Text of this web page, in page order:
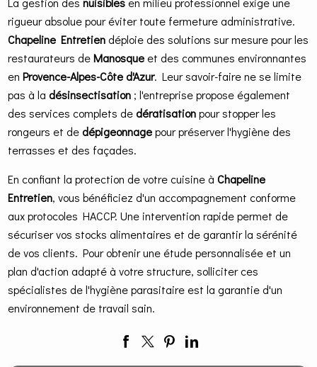
rigueur absolue pour éviter toute fermeture administrative.
Chapeline Entretien déploie des solutions sur mesure pour les
restaurateurs deManosque et des communes environnantes
enProvence-Alpes-Côte d'Azur. Leur savoir-faire ne se limite
pas à ladésinsectisation ; l'entreprise propose également
des services complets dedératisationpour stopper les
rongeurs et dedépigeonnagepour préserver l'hygiène des
terrasses et des façades.
En confiant la protection de votre cuisine àChapeline
Entretien, vous bénéficiez d'un accompagnement conforme
aux protocoles HACCP. Une intervention rapide permet de
sécuriser vos stocks alimentaires et de garantir la sérénité
de vos clients. Pour obtenir une étude personnalisée et un
plan d'action adapté à votre structure, solliciter ces
spécialistes de l'hygiène parasitaire est la garantie d'un
environnement de travail sain.